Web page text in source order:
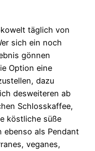
täglich von
sich ein noch
gönnen
Option eine
dazu
desweiteren ab
Schlosskaffee,
köstliche süße
ebenso als Pendant
veganes,